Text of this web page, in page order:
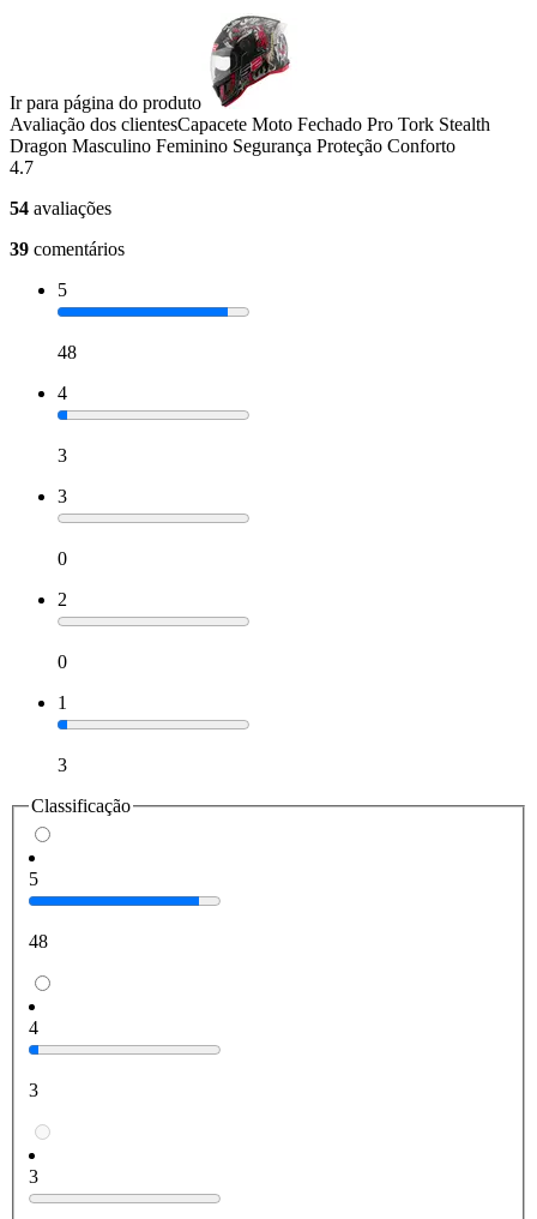
Ir para página do produto
Avaliação dos clientesCapacete Moto Fechado Pro Tork Stealth
Dragon Masculino Feminino Segurança Proteção Conforto
4.7
54 avaliações
39 comentários
5
48
4
3
3
0
2
0
1
3
Classificação
5
48
4
3
3